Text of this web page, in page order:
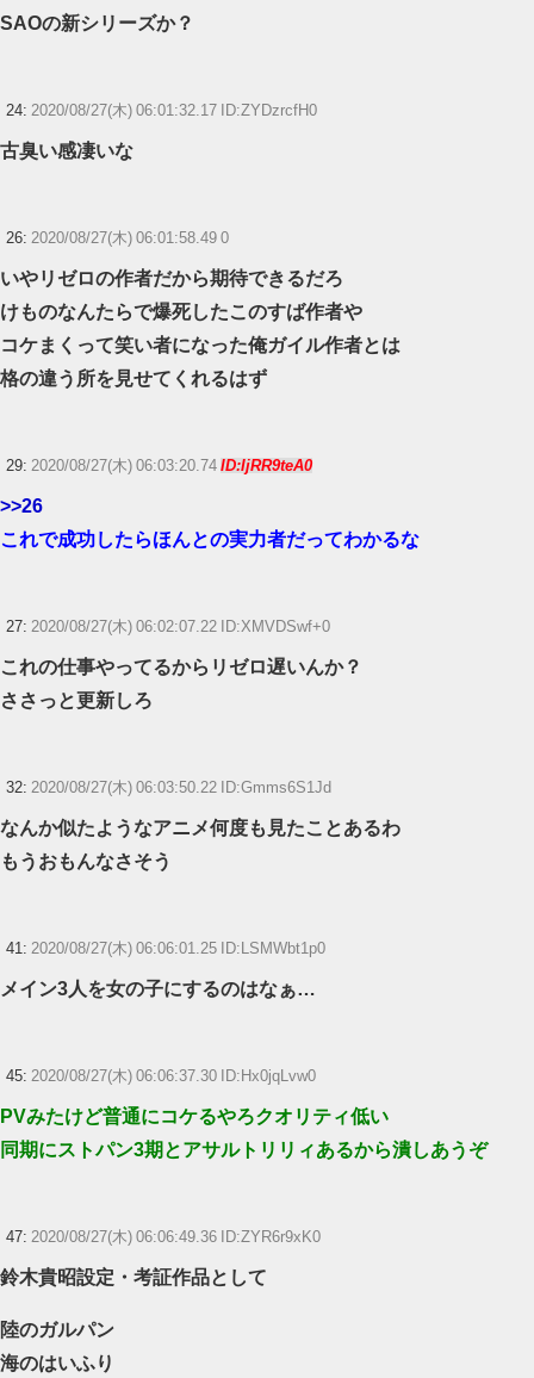
SAOの新シリーズか？
24: 2020/08/27(木) 06:01:32.17 ID:ZYDzrcfH0
古臭い感凄いな
26: 2020/08/27(木) 06:01:58.49 0
いやリゼロの作者だから期待できるだろ
けものなんたらで爆死したこのすば作者や
コケまくって笑い者になった俺ガイル作者とは
格の違う所を見せてくれるはず
29: 2020/08/27(木) 06:03:20.74 ID:IjRR9teA0
>>26
これで成功したらほんとの実力者だってわかるな
27: 2020/08/27(木) 06:02:07.22 ID:XMVDSwf+0
これの仕事やってるからリゼロ遅いんか？
ささっと更新しろ
32: 2020/08/27(木) 06:03:50.22 ID:Gmms6S1Jd
なんか似たようなアニメ何度も見たことあるわ
もうおもんなさそう
41: 2020/08/27(木) 06:06:01.25 ID:LSMWbt1p0
メイン3人を女の子にするのはなぁ…
45: 2020/08/27(木) 06:06:37.30 ID:Hx0jqLvw0
PVみたけど普通にコケるやろクオリティ低い
同期にストパン3期とアサルトリリィあるから潰しあうぞ
47: 2020/08/27(木) 06:06:49.36 ID:ZYR6r9xK0
鈴木貴昭設定・考証作品として
陸のガルパン
海のはいふり